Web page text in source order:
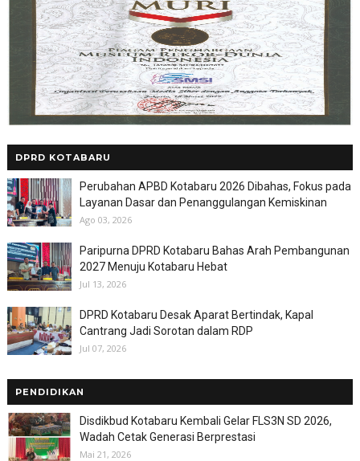
DPRD KOTABARU
Perubahan APBD Kotabaru 2026 Dibahas, Fokus pada
Layanan Dasar dan Penanggulangan Kemiskinan
Ago 03, 2026
Paripurna DPRD Kotabaru Bahas Arah Pembangunan
2027 Menuju Kotabaru Hebat
Jul 13, 2026
DPRD Kotabaru Desak Aparat Bertindak, Kapal
Cantrang Jadi Sorotan dalam RDP
Jul 07, 2026
PENDIDIKAN
Disdikbud Kotabaru Kembali Gelar FLS3N SD 2026,
Wadah Cetak Generasi Berprestasi
Mai 21, 2026